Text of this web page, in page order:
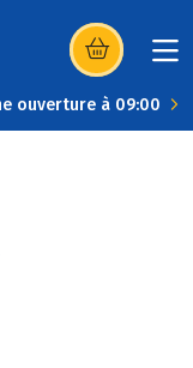
(s’ouvre dans
ouverture à 09:00